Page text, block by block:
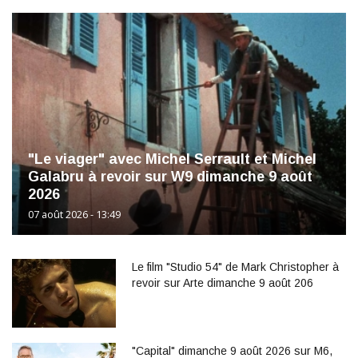
"Le viager" avec Michel Serrault et Michel
Galabru à revoir sur W9 dimanche 9 août
2026
07 août 2026 - 13:49
Le film "Studio 54" de Mark Christopher à
revoir sur Arte dimanche 9 août 206
"Capital" dimanche 9 août 2026 sur M6,